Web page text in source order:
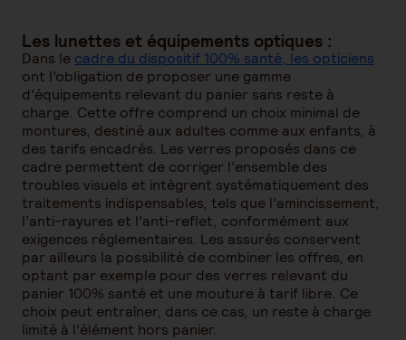
Les lunettes et équipements optiques :
Dans le cadre du dispositif 100% santé, les opticiens
ont l’obligation de proposer une gamme
d’équipements relevant du panier sans reste à
charge. Cette offre comprend un choix minimal de
montures, destiné aux adultes comme aux enfants, à
des tarifs encadrés. Les verres proposés dans ce
cadre permettent de corriger l’ensemble des
troubles visuels et intègrent systématiquement des
traitements indispensables, tels que l’amincissement,
l’anti-rayures et l’anti-reflet, conformément aux
exigences réglementaires. Les assurés conservent
par ailleurs la possibilité de combiner les offres, en
optant par exemple pour des verres relevant du
panier 100% santé et une mouture à tarif libre. Ce
choix peut entraîner, dans ce cas, un reste à charge
limité à l’élément hors panier.